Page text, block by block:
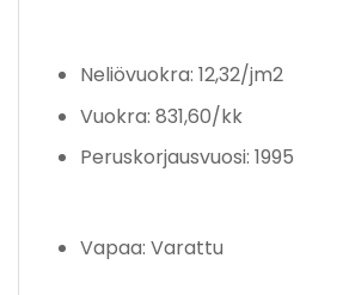
Neliövuokra: 12,32/jm2
Vuokra: 831,60/kk
Peruskorjausvuosi: 1995
Vapaa: Varattu